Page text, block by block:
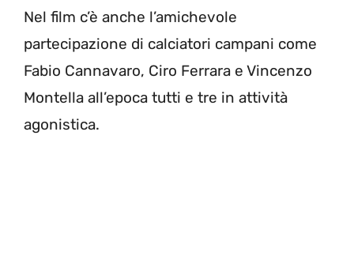
Nel film c’è anche l’amichevole
partecipazione di calciatori campani come
Fabio Cannavaro, Ciro Ferrara e Vincenzo
Montella all’epoca tutti e tre in attività
agonistica.